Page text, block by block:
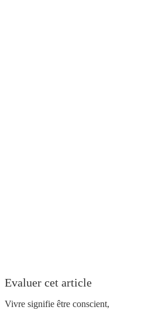
Evaluer cet article
Vivre signifie être conscient,